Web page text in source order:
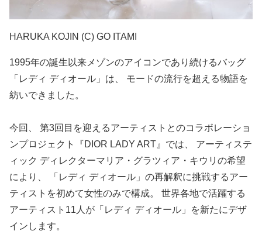
HARUKA KOJIN (C) GO ITAMI
1995年の誕生以来メゾンのアイコンであり続けるバッグ
「レディ ディオール」は、 モードの流行を超える物語を
紡いできました。
今回、 第3回目を迎えるアーティストとのコラボレーショ
ンプロジェクト『DIOR LADY ART』では、 アーティステ
ィック ディレクターマリア・グラツィア・キウリの希望
により、 「レディ ディオール」の再解釈に挑戦するアー
ティストを初めて女性のみで構成。 世界各地で活躍する
アーティスト11人が「レディ ディオール」を新たにデザ
インします。